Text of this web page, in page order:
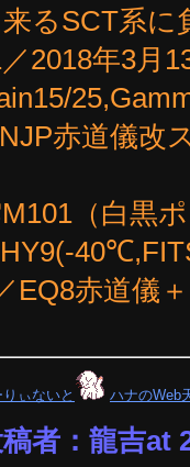
るSCT系に
2018年3月
赤道儀改
（白黒
EQ8赤道儀
ぃないと ハナのWeb
者：龍吉at